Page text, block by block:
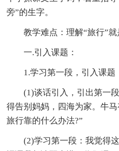
旁”的生字。
教学难点：理解“旅行”就
一.引入课题：
1.学习第一段，引入课题
(1)谈话引入，引出第一
得告别妈妈，四海为家。牛
旅行靠的什么办法?”
(2)学习第一段：我觉得